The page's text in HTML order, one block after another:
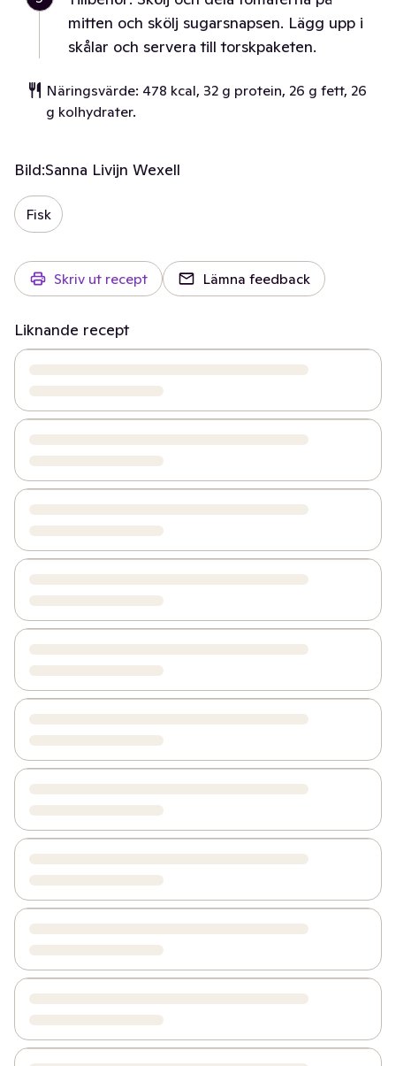
mitten och skölj sugarsnapsen. Lägg upp i
skålar och servera till torskpaketen.
Näringsvärde: 478 kcal, 32 g protein, 26 g fett, 26
g kolhydrater.
Bild:Sanna Livijn Wexell
Fisk
Skriv ut recept Lämna feedback
Liknande recept